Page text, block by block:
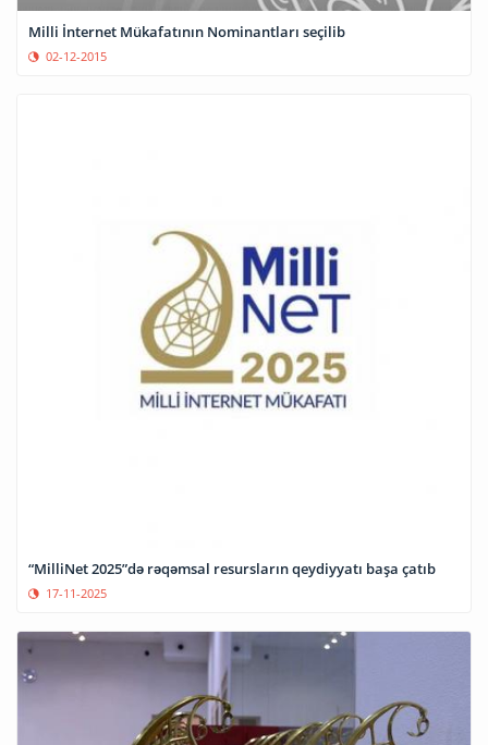
Milli İnternet Mükafatının Nominantları seçilib
02-12-2015
“MilliNet 2025”də rəqəmsal resursların qeydiyyatı başa çatıb
17-11-2025